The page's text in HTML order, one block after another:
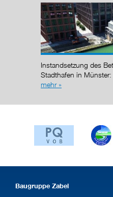
Instandsetzung des
Stadthafen in Münster:
mehr »
Baugruppe Zabel